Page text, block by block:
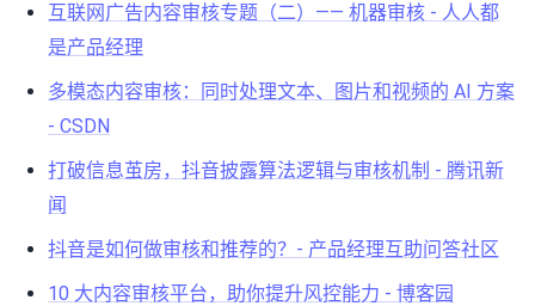
互联网广告内容审核专题（二）—— 机器审核 - 人人都
是产品经理
多模态内容审核：同时处理文本、图片和视频的 AI 方案
- CSDN
打破信息茧房，抖音披露算法逻辑与审核机制 - 腾讯新
闻
抖音是如何做审核和推荐的？- 产品经理互助问答社区
10 大内容审核平台，助你提升风控能力 - 博客园